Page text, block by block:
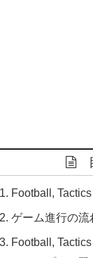
Football,
ゲーム進行の流
Football,